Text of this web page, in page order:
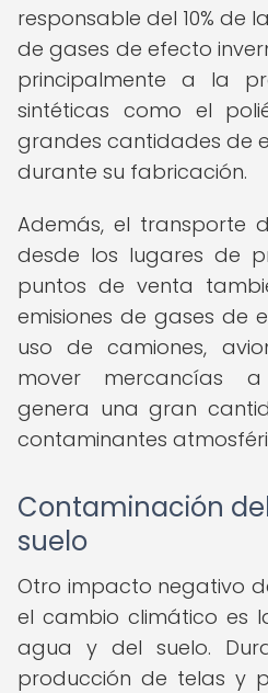
responsable del 10% de
de gases de efecto
principalmente a la
sintéticas como el
grandes cantidades de
durante su fabricación.
Además, el transporte
desde los lugares de
puntos de venta
emisiones de gases de
uso de camiones,
mover mercancías
genera una gran
contaminantes
Contaminación
suelo
Otro impacto negativo
el cambio climático es
agua y del suelo.
producción de telas y